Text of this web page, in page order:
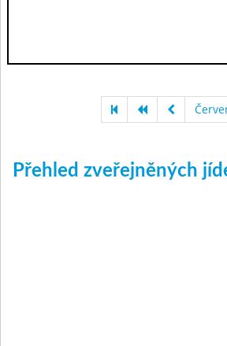
Přehled zveřejněných